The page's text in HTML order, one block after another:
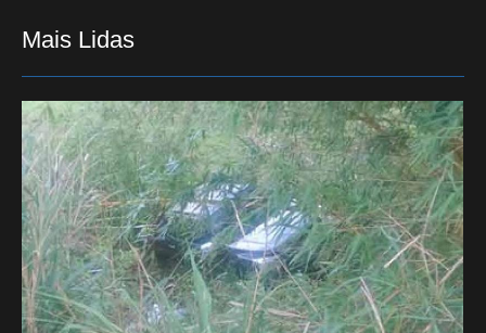
Mais Lidas